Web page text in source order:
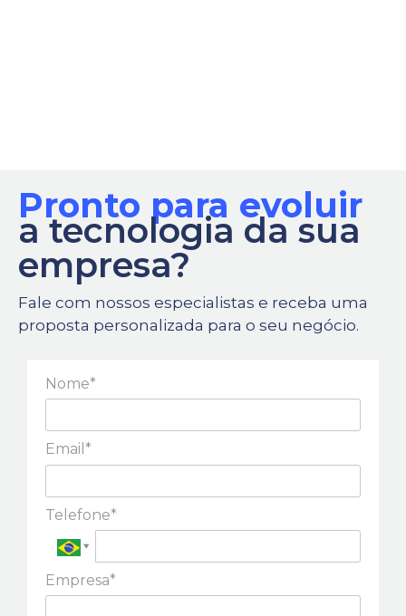
Nome*
Email*
Telefone*
Empresa*
Pronto para evoluir
a tecnologia da sua
empresa?
Fale com nossos especialistas e receba uma
proposta personalizada para o seu negócio.